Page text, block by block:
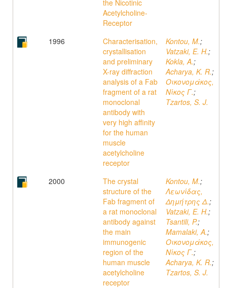
the Nicotinic
Acetylcholine-
Receptor
1996
Characterisation,
crystallisation
and preliminary
X-ray diffraction
analysis of a Fab
fragment of a rat
monoclonal
antibody with
very high affinity
for the human
muscle
acetylcholine
receptor
Kontou, M.;
Vatzaki, E. H.;
Kokla, A.;
Acharya, K. R.;
Οικονομάκος,
Νίκος Γ.;
Tzartos, S. J.
2000
The crystal
structure of the
Fab fragment of
a rat monoclonal
antibody against
the main
immunogenic
region of the
human muscle
acetylcholine
receptor
Kontou, M.;
Λεωνίδας,
Δημήτρης Δ.;
Vatzaki, E. H.;
Tsantili, P.;
Mamalaki, A.;
Οικονομάκος,
Νίκος Γ.;
Acharya, K. R.;
Tzartos, S. J.